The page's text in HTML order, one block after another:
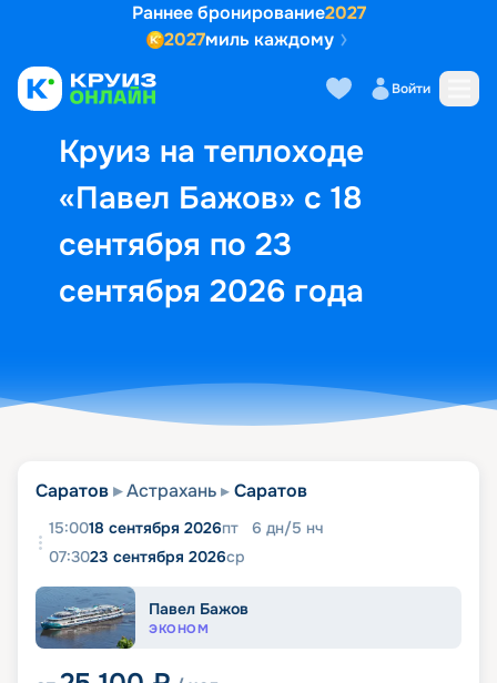
Раннее бронирование2027
2027миль каждому
Войти
Круиз на теплоходе
«Павел Бажов» с 18
сентября по 23
сентября 2026 года
Выбор кают Маршрут и
Саратов Астрахань Саратов
15:0018 сентября 2026пт 6 дн/5 нч
07:3023 сентября 2026ср
Павел Бажов
ЭКОНОМ